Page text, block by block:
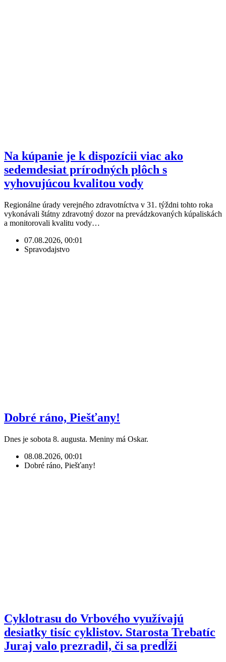
Na kúpanie je k dispozícii viac ako
sedemdesiat prírodných plôch s
vyhovujúcou kvalitou vody
Regionálne úrady verejného zdravotníctva v 31. týždni tohto roka
vykonávali štátny zdravotný dozor na prevádzkovaných kúpaliskách
a monitorovali kvalitu vody…
07.08.2026, 00:01
Spravodajstvo
Dobré ráno, Piešťany!
Dnes je sobota 8. augusta. Meniny má Oskar.
08.08.2026, 00:01
Dobré ráno, Piešťany!
Cyklotrasu do Vrbového využívajú
desiatky tisíc cyklistov. Starosta Trebatíc
Juraj valo prezradil, či sa predĺži